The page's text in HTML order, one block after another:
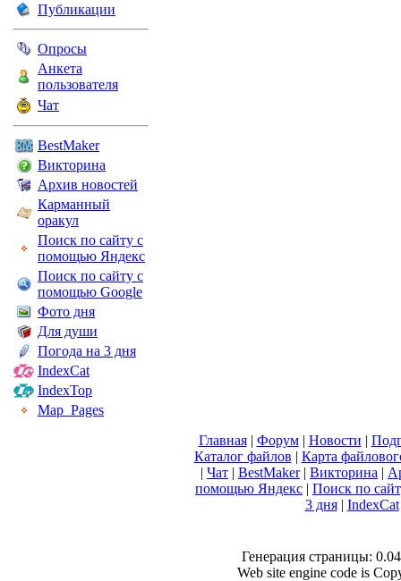
Публикации
Опросы
Анкета
пользователя
Чат
BestMaker
Викторина
Архив новостей
Карманный
оракул
Поиск по сайту с
помощью Яндекс
Поиск по сайту с
помощью Google
Фото дня
Для души
Погода на 3 дня
IndexCat
IndexTop
Map_Pages
Главная| Форум| Новости |
Каталог файлов | Карта
| Чат | BestMaker| Викторина |
помощью Яндекс | Поиск по
3 дня| IndexCat
Генерация страницы:
Web site engine code is